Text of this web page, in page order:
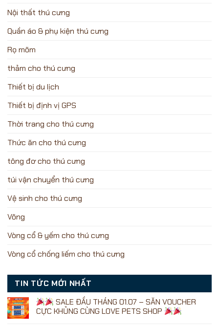
Nội thất thú cưng
Quần áo & phụ kiện thú cưng
Rọ mõm
thảm cho thú cưng
Thiết bị du lịch
Thiết bị định vị GPS
Thời trang cho thú cưng
Thức ăn cho thú cưng
tông đơ cho thú cưng
túi vận chuyển thú cưng
Vệ sinh cho thú cưng
Võng
Vòng cổ & yếm cho thú cưng
Vòng cổ chống liếm cho thú cưng
TIN TỨC MỚI NHẤT
SALE ĐẦU THÁNG 01.07 – SĂN VOUCHER
CỰC KHỦNG CÙNG LOVE PETS SHOP